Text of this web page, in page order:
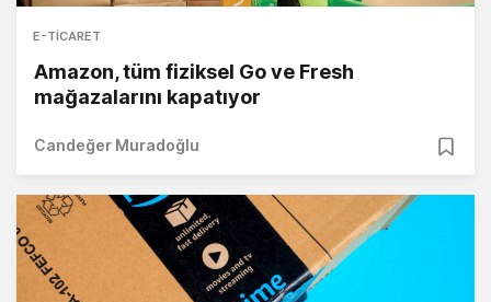
E-TICARET
Amazon, tüm fiziksel Go ve Fresh
mağazalarını kapatıyor
Candeğer Muradoğlu